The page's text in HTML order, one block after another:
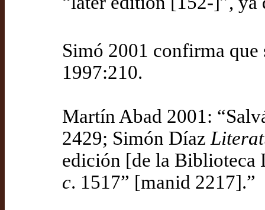
Simó 2001 confirma que
1997:210.
Martín Abad 2001:
2429; Simón Díaz
edición [de la Biblioteca
c. 1517” [manid 2217].”